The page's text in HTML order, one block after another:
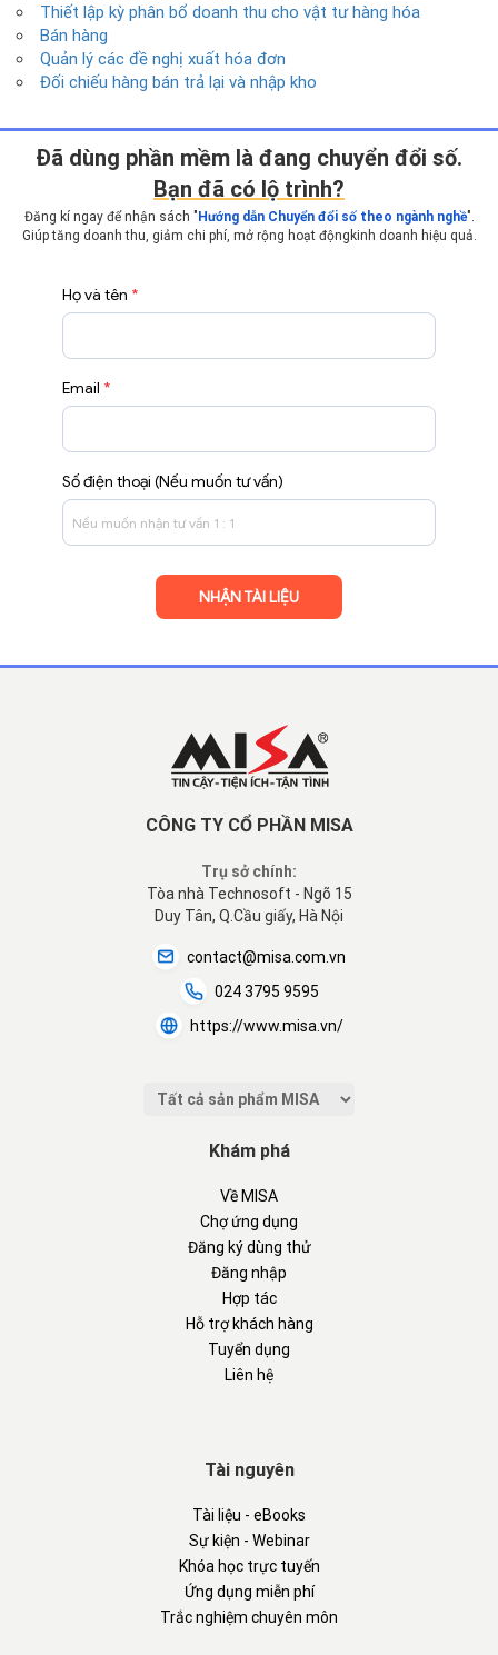
Thiết lập kỳ phân bổ doanh thu cho vật tư hàng hóa
Bán hàng
Quản lý các đề nghị xuất hóa đơn
Đối chiếu hàng bán trả lại và nhập kho
Ðã dùng phần mềm là đang chuyển đổi số.
Bạn đã có lộ trình?
Đăng kí ngay để nhận sách " Hướng dẫn Chuyển đổi số theo ngành nghề".
Giúp tăng doanh thu, giảm chi phí, mở rộng hoạt động kinh doanh hiệu quả.
Họ và tên *
Email *
Số điện thoại (Nếu muốn tư vấn)
CÔNG TY CỔ PHẦN MISA
Trụ sở chính:
Tòa nhà Technosoft - Ngõ 15
Duy Tân, Q.Cầu giấy, Hà Nội
contact@misa.com.vn
024 3795 9595
https://www.misa.vn/
Khám phá
Về MISA
Chợ ứng dụng
Đăng ký dùng thử
Đăng nhập
Hợp tác
Hỗ trợ khách hàng
Tuyển dụng
Liên hệ
Tài nguyên
Tài liệu - eBooks
Sự kiện - Webinar
Khóa học trực tuyến
Ứng dụng miễn phí
Trắc nghiệm chuyên môn